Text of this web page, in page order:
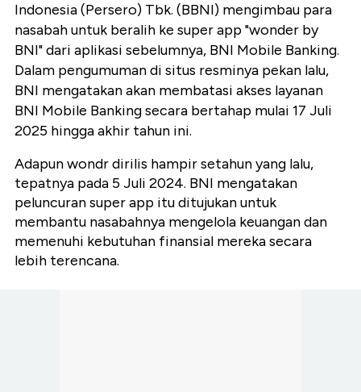
Indonesia (Persero) Tbk. (BBNI) mengimbau para
nasabah untuk beralih ke super app "wonder by
BNI" dari aplikasi sebelumnya, BNI Mobile Banking.
Dalam pengumuman di situs resminya pekan lalu,
BNI mengatakan akan membatasi akses layanan
BNI Mobile Banking secara bertahap mulai 17 Juli
2025 hingga akhir tahun ini.
Adapun wondr dirilis hampir setahun yang lalu,
tepatnya pada 5 Juli 2024. BNI mengatakan
peluncuran super app itu ditujukan untuk
membantu nasabahnya mengelola keuangan dan
memenuhi kebutuhan finansial mereka secara
lebih terencana.